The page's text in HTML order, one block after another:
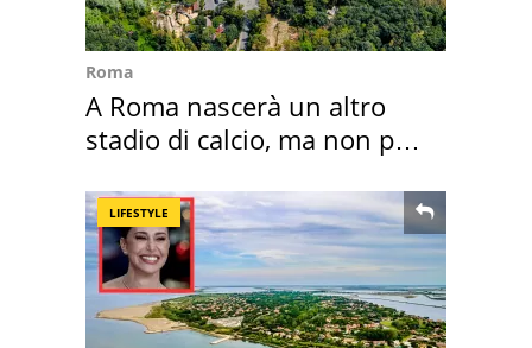
Roma
A Roma nascerà un altro
stadio di calcio, ma non per
LIFESTYLE